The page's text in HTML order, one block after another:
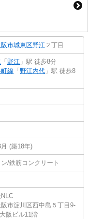
阪市城東区野江 ２丁目
「野江 」駅 徒歩8分
線 「野江内代 」駅 徒歩8
(築18年)
/鉄筋コンクリート
市淀川区西中島５丁目9-
阪ビル11階